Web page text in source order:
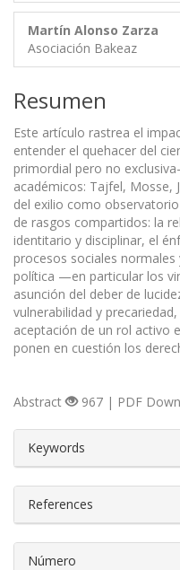
Martín Alonso Zarza
Asociación Bakeaz
Resumen
Este artículo rastrea el
entender el quehacer del
primordial pero no
académicos: Tajfel, Mosse,
del exilio como
de rasgos compartidos: la
identitario y disciplinar, el
procesos sociales
política —en particular los
asunción del deber de
vulnerabilidad y
aceptación de un rol activo
ponen en cuestión los
Abstract 967 | PDF
Keywords
References
Número